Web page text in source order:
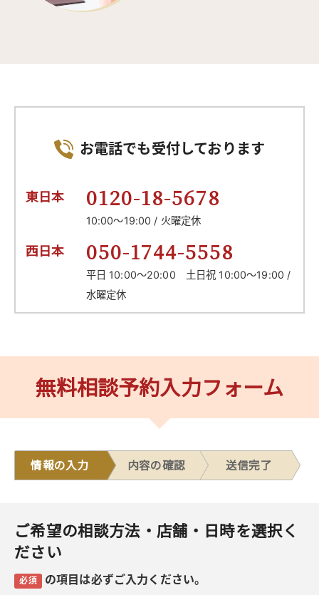
お電話でも受付しております
東日本 0120-18-5678
10:00～19:00 / 火曜定休
西日本 050-1744-5558
平日 10:00～20:00 土日祝 10:00～19:00 /
水曜定休
無料相談予約入力フォーム
情報の入力 内容の確認 送信完了
ご希望の相談方法・店舗・日時を選択く
ださい
必須 の項目は必ずご入力ください。